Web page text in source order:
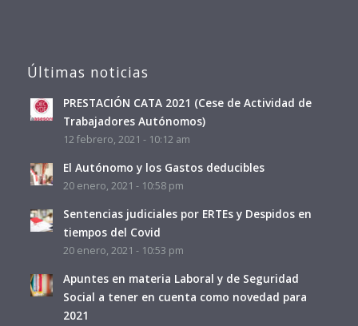
Últimas noticias
PRESTACIÓN CATA 2021 (Cese de Actividad de
Trabajadores Autónomos)
12 febrero, 2021 - 10:12 am
El Autónomo y los Gastos deducibles
20 enero, 2021 - 10:58 pm
Sentencias judiciales por ERTEs y Despidos en
tiempos del Covid
20 enero, 2021 - 10:53 pm
Apuntes en materia Laboral y de Seguridad
Social a tener en cuenta como novedad para
2021